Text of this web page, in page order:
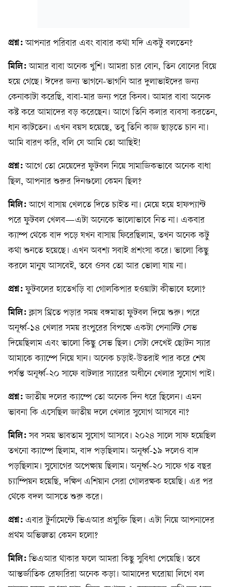
প্রশ্ন: আপনার পরিবার এবং বাবার কথা যদি একটু বলতেন?
মিলি: আমার বাবা অনেক খুশি। আমরা চার বোন, তিন বোনের বিয়ে
হয়ে গেছে। ঈদের জন্য ভাগনে-ভাগনি আর দুলাভাইদের জন্য
কেনাকাটা করেছি, বাবা-মার জন্য পরে কিনব। আমার বাবা অনেক
কষ্ট করে আমাদের বড় করেছেন। আগে তিনি কলার ব্যবসা করতেন,
ধান কাটতেন। এখন বয়স হয়েছে, তবু তিনি কাজ ছাড়তে চান না।
আমি বারণ করি, বলি যে আমি তো আছিই!
প্রশ্ন: আগে তো মেয়েদের ফুটবল নিয়ে সামাজিকভাবে অনেক বাধা
ছিল, আপনার শুরুর দিনগুলো কেমন ছিল?
মিলি: আগে বাসায় খেলতে দিতে চাইত না। মেয়ে হয়ে হাফপ্যান্ট
পরে ফুটবল খেলব—এটা অনেকে ভালোভাবে নিত না। একবার
ক্যাম্প থেকে বাদ পড়ে যখন বাসায় ফিরেছিলাম, তখন অনেক কটু
কথা শুনতে হয়েছে। এখন অবশ্য সবাই প্রশংসা করে। ভালো কিছু
করলে মানুষ আসবেই, তবে ওসব তো আর ভোলা যায় না।
প্রশ্ন: ফুটবলের হাতেখড়ি বা গোলকিপার হওয়াটা কীভাবে হলো?
মিলি: ক্লাস থ্রিতে পড়ার সময় বঙ্গমাতা ফুটবল দিয়ে শুরু। পরে
অনূর্ধ্ব-১৪ খেলার সময় রংপুরের বিপক্ষে একটা পেনাল্টি সেভ
দিয়েছিলাম এবং ভালো কিছু সেভ ছিল। সেটা দেখেই ছোটন স্যার
আমাকে ক্যাম্পে নিয়ে যান। অনেক চড়াই-উতরাই পার করে শেষ
পর্যন্ত অনূর্ধ্ব-২০ সাফে বাটলার স্যারের অধীনে খেলার সুযোগ পাই।
প্রশ্ন: জাতীয় দলের ক্যাম্পে তো অনেক দিন ধরে ছিলেন। এমন
ভাবনা কি এসেছিল জাতীয় দলে খেলার সুযোগ আসবে না?
মিলি: সব সময় ভাবতাম সুযোগ আসবে। ২০২৪ সালে সাফ হয়েছিল
তখনো ক্যাম্পে ছিলাম, বাদ পড়ছিলাম। অনূর্ধ্ব-১৯ দলেও বাদ
পড়ছিলাম। সুযোগের অপেক্ষায় ছিলাম। অনূর্ধ্ব-২০ সাফে গত বছর
চ্যাম্পিয়ন হয়েছি, দক্ষিণ এশিয়ান সেরা গোলরক্ষক হয়েছি। এর পর
থেকে বদল আসতে শুরু করে।
প্রশ্ন: এবার টুর্নামেন্টে ভিএআর প্রযুক্তি ছিল। এটা নিয়ে আপনাদের
প্রথম অভিজ্ঞতা কেমন হলো?
মিলি: ভিএআর থাকার ফলে আমরা কিছু সুবিধা পেয়েছি। তবে
আন্তর্জাতিক রেফারিরা অনেক কড়া। আমাদের ঘরোয়া লিগে বল